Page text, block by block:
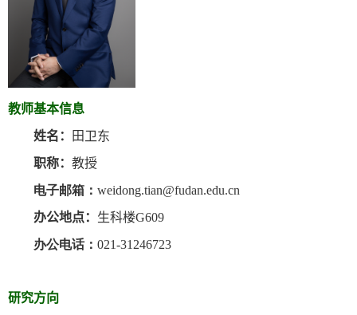
教师基本信息
姓名：
田卫东
职称： 教授
电子邮箱： weidong.tian@fudan.edu.cn
办公地点： 生科楼G609
办公电话： 021-31246723
研究方向